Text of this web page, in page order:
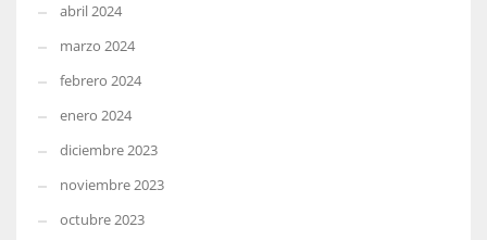
abril 2024
marzo 2024
febrero 2024
enero 2024
diciembre 2023
noviembre 2023
octubre 2023